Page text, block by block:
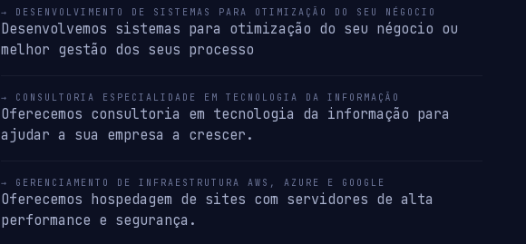
→ DESENVOLVIMENTO DE SISTEMAS PARA OTIMIZAÇÃO DO SEU NÉGOCIO
Desenvolvemos sistemas para otimização do seu négocio ou
melhor gestão dos seus processo
→ CONSULTORIA ESPECIALIDADE EM TECNOLOGIA DA INFORMAÇÃO
Oferecemos consultoria em tecnologia da informação para
ajudar a sua empresa a crescer.
→ GERENCIAMENTO DE INFRAESTRUTURA AWS, AZURE E GOOGLE
Oferecemos hospedagem de sites com servidores de alta
performance e segurança.